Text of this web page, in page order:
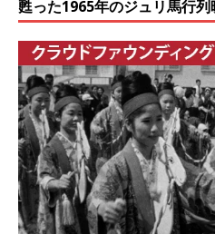
甦った1965年のジュリ馬行列